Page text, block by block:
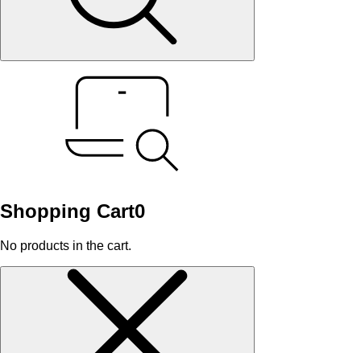
Shopping Cart0
No products in the cart.